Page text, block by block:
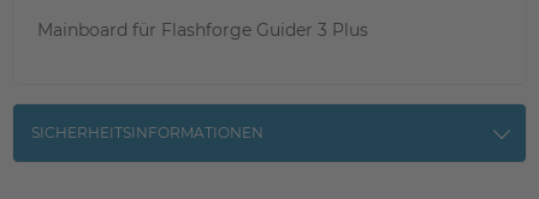
Mainboard für Flashforge Guider 3 Plus
SICHERHEITSINFORMATIONEN